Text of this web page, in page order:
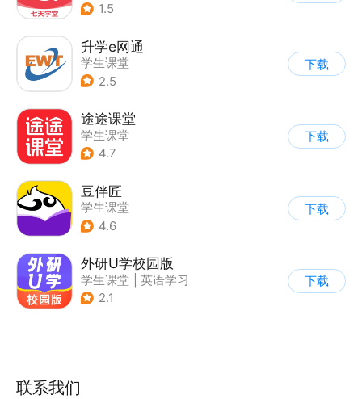
1.5
升学e网通
学生课堂
2.5
下载
途途课堂
学生课堂
4.7
下载
豆伴匠
学生课堂
4.6
下载
外研U学校园版
学生课堂
英语学习
2.1
下载
联系我们